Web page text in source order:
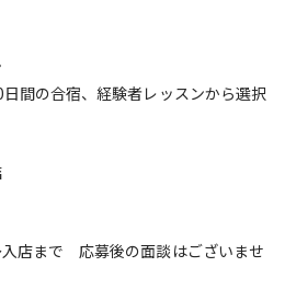
日間の合宿、経験者レッスンから選択
店まで 応募後の面談はございませ